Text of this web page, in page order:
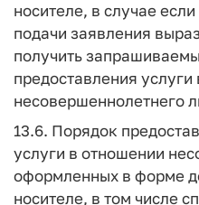
носителе, в случае
подачи заявления
получить
предоставления
несовершеннолетнего
13.6. Порядок
услуги в отношении
оформленных в форме
носителе, в том числе